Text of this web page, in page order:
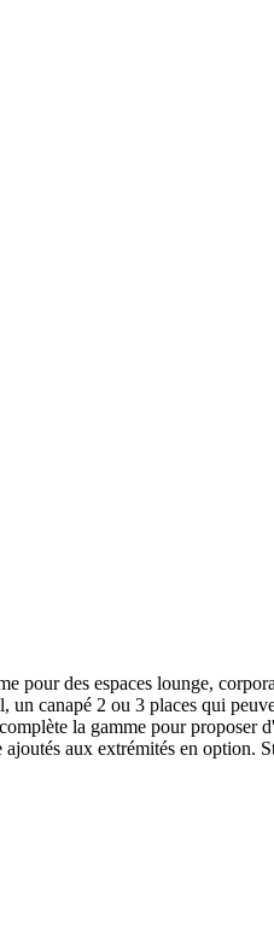
des espaces lounge,
canapé 2 ou 3 places qui
la gamme pour proposer
aux extrémités en option.